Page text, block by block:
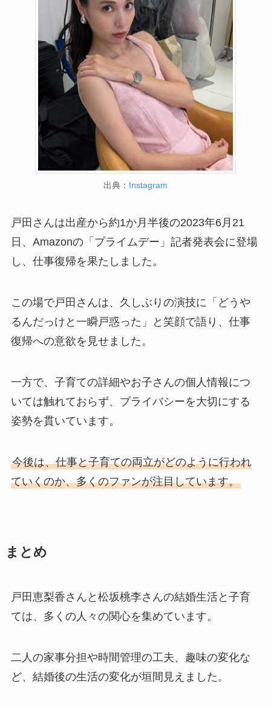
出典： Instagram
戸田さんは出産から約1か月半後の2023年6月21
日、Amazonの「プライムデー」記者発表会に登場
し、仕事復帰を果たしました。
この場で戸田さんは、久しぶりの演技に「どうや
るんだっけと一瞬戸惑った」と笑顔で語り、仕事
復帰への意欲を見せました。
一方で、子育ての詳細やお子さんの個人情報につ
いては触れておらず、プライバシーを大切にする
姿勢を貫いています。
今後は、仕事と子育ての両立がどのように行われ
ていくのか、多くのファンが注目しています。
まとめ
戸田恵梨香さんと松坂桃李さんの結婚生活と子育
ては、多くの人々の関心を集めています。
二人の家事分担や時間管理の工夫、趣味の変化な
ど、結婚後の生活の変化が垣間見えました。